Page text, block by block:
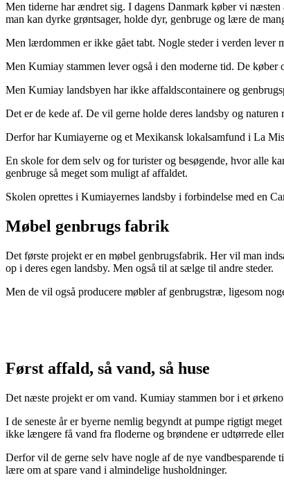
Men tiderne har ændret sig. I dagens Danmark køber vi
man kan dyrke grøntsager, holde dyr, genbruge og lære de
Men lærdommen er ikke gået tabt. Nogle steder i verden lever
Men Kumiay stammen lever også i den moderne tid. De
Men Kumiay landsbyen har ikke affaldscontainere og
Det er de kede af. De vil gerne holde deres landsby og
Derfor har Kumiayerne og et Mexikansk lokalsamfund i La
En skole for dem selv og for turister og besøgende, hvor alle
genbruge så meget som muligt af affaldet.
Skolen oprettes i Kumiayernes landsby i forbindelse med en
Møbel genbrugs fabrik
Det første projekt er en møbel genbrugsfabrik. Her vil man
op i deres egen landsby. Men også til at sælge til andre steder.
Men de vil også producere møbler af genbrugstræ, ligesom
Først affald, så vand, så huse
Det næste projekt er om vand. Kumiay stammen bor i et
I de seneste år er byerne nemlig begyndt at pumpe rigtigt
ikke længere få vand fra floderne og brøndene er udtørrede
Derfor vil de gerne selv have nogle af de nye vandbesparende
lære om at spare vand i almindelige husholdninger.